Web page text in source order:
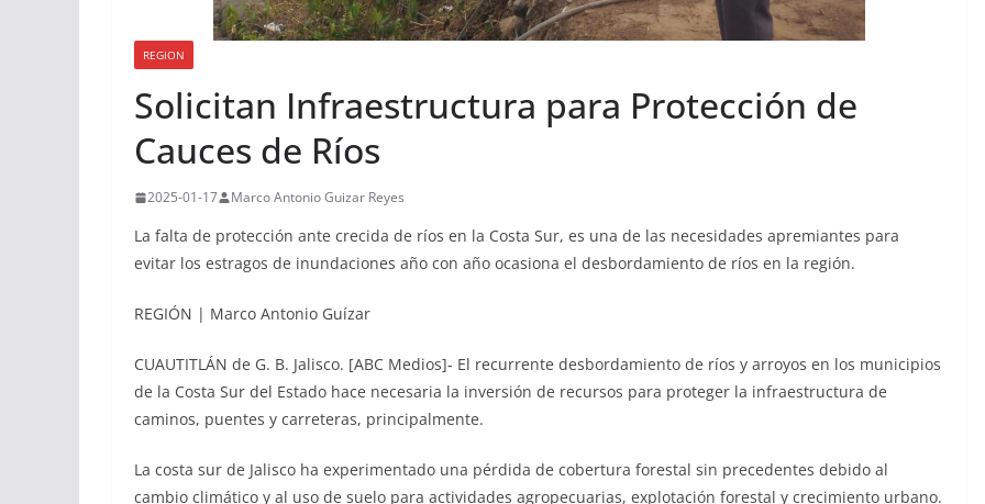
REGION
Solicitan Infraestructura para Protección de
Cauces de Ríos
2025-01-17 Marco Antonio Guizar Reyes
La falta de protección ante crecida de ríos en la Costa Sur, es una de las necesidades apremiantes para
evitar los estragos de inundaciones año con año ocasiona el desbordamiento de ríos en la región.
REGIÓN | Marco Antonio Guízar
CUAUTITLÁN de G. B. Jalisco. [ABC Medios]- El recurrente desbordamiento de ríos y arroyos en los municipios
de la Costa Sur del Estado hace necesaria la inversión de recursos para proteger la infraestructura de
caminos, puentes y carreteras, principalmente.
La costa sur de Jalisco ha experimentado una pérdida de cobertura forestal sin precedentes debido al
cambio climático y al uso de suelo para actividades agropecuarias, explotación forestal y crecimiento urbano.